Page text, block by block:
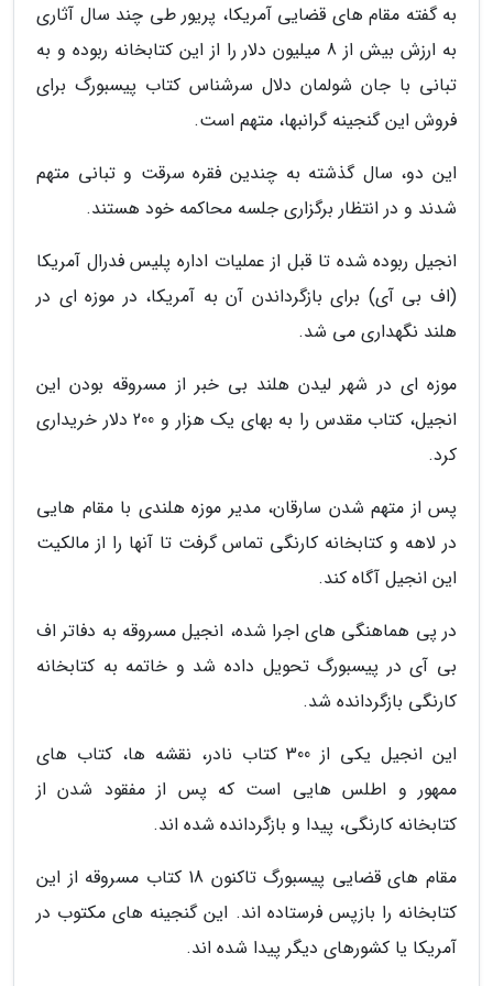
به گفته مقام های قضایی آمریکا، پریور طی چند سال آثاری
به ارزش بیش از 8 میلیون دلار را از این کتابخانه ربوده و به
تبانی با جان شولمان دلال سرشناس کتاب پیسبورگ برای
فروش این گنجینه گرانبها، متهم است.
این دو، سال گذشته به چندین فقره سرقت و تبانی متهم
شدند و در انتظار برگزاری جلسه محاکمه خود هستند.
انجیل ربوده شده تا قبل از عملیات اداره پلیس فدرال آمریکا
(اف بی آی) برای بازگرداندن آن به آمریکا، در موزه ای در
هلند نگهداری می شد.
موزه ای در شهر لیدن هلند بی خبر از مسروقه بودن این
انجیل، کتاب مقدس را به بهای یک هزار و 200 دلار خریداری
کرد.
پس از متهم شدن سارقان، مدیر موزه هلندی با مقام هایی
در لاهه و کتابخانه کارنگی تماس گرفت تا آنها را از مالکیت
این انجیل آگاه کند.
در پی هماهنگی های اجرا شده، انجیل مسروقه به دفاتر اف
بی آی در پیسبورگ تحویل داده شد و خاتمه به کتابخانه
کارنگی بازگردانده شد.
این انجیل یکی از 300 کتاب نادر، نقشه ها، کتاب های
ممهور و اطلس هایی است که پس از مفقود شدن از
کتابخانه کارنگی، پیدا و بازگردانده شده اند.
مقام های قضایی پیسبورگ تاکنون 18 کتاب مسروقه از این
کتابخانه را بازپس فرستاده اند. این گنجینه های مکتوب در
آمریکا یا کشورهای دیگر پیدا شده اند.